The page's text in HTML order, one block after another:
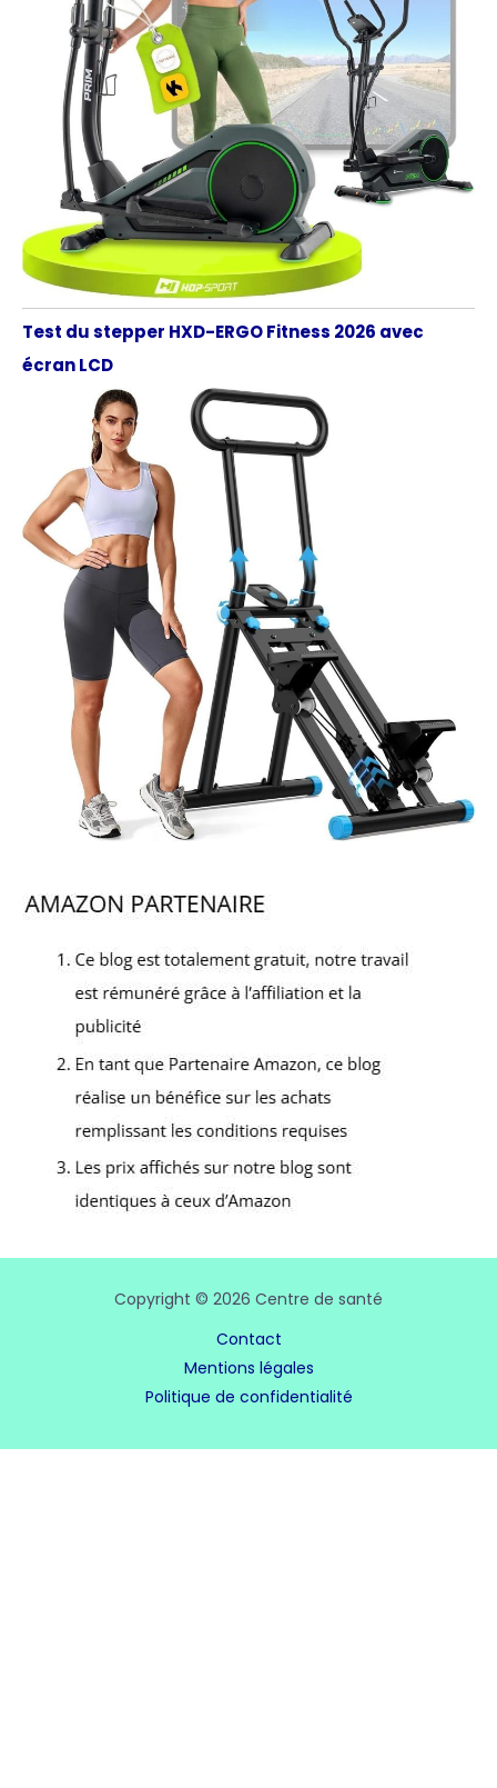
Test du stepper HXD-ERGO Fitness 2026 avec
écran LCD
Copyright © 2026 Centre de santé
Contact
Mentions légales
Politique de confidentialité